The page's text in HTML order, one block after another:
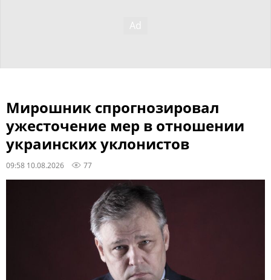
Мирошник спрогнозировал
ужесточение мер в отношении
украинских уклонистов
09:58 10.08.2026 77